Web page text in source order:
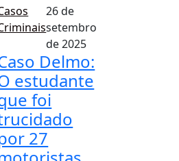
26 de
setembro
de 2025
Delmo:
estudante
foi
27